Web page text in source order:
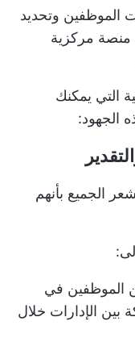
الموظفين وتحديد
الأهداف وتتبع التقدم، يوفر ClickUp منصة مركزية
التي يمكنك
الجميع بأنهم
يقل عن 80% من الموظفين في
بين الإدارات خلال